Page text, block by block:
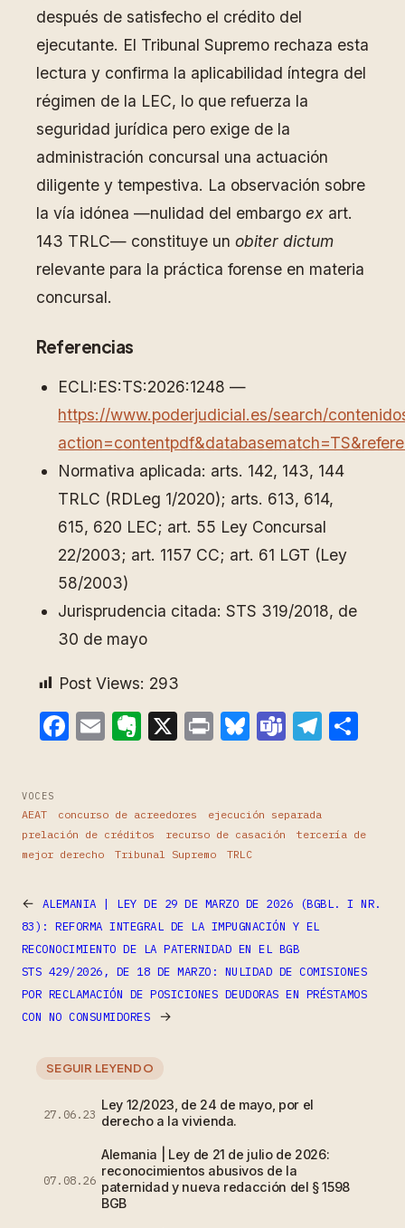
después de satisfecho el crédito del
ejecutante. El Tribunal Supremo rechaza esta
lectura y confirma la aplicabilidad íntegra del
régimen de la LEC, lo que refuerza la
seguridad jurídica pero exige de la
administración concursal una actuación
diligente y tempestiva. La observación sobre
la vía idónea —nulidad del embargo ex art.
143 TRLC— constituye un obiter dictum
relevante para la práctica forense en materia
concursal.
Referencias
ECLI:ES:TS:2026:1248 —
https://www.poderjudicial.es/search/
Normativa aplicada: arts. 142, 143, 144
TRLC (RDLeg 1/2020); arts. 613, 614,
615, 620 LEC; art. 55 Ley Concursal
22/2003; art. 1157 CC; art. 61 LGT (Ley
58/2003)
Jurisprudencia citada: STS 319/2018, de
30 de mayo
Post Views: 293
Facebook
EmailEvernote
X PrintBluesky
Teams
VOCES
AEAT concurso de acreedores
ejecución separada
prelación de créditos
recurso de casación
tercería de
mejor derecho
Tribunal Supremo TRLC
←
ALEMANIA | LEY DE 29 DE MARZO DE 2026 (BGBL. I NR.
83): REFORMA INTEGRAL DE LA IMPUGNACIÓN Y EL
RECONOCIMIENTO DE LA PATERNIDAD EN EL BGB
STS 429/2026, DE 18 DE MARZO: NULIDAD DE COMISIONES
POR RECLAMACIÓN DE POSICIONES DEUDORAS EN PRÉSTAMOS
CON NO CONSUMIDORES
→
SEGUIR LEYENDO
27.06.23
Ley 12/2023, de 24 de mayo, por el
derecho a la vivienda.
07.08.26
Alemania | Ley de 21 de julio de 2026:
reconocimientos abusivos de la
paternidad y nueva redacción del § 1598
BGB